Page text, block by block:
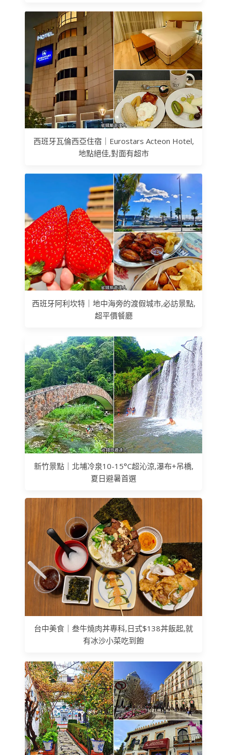
西班牙瓦倫西亞住宿｜Eurostars Acteon Hotel,
地點絕佳,對面有超市
西班牙阿利坎特｜地中海旁的渡假城市,必訪景點,
超平價餐廳
新竹景點｜北埔冷泉10-15°C超沁涼,瀑布+吊橋,
夏日避暑首選
台中美食｜叁牛燒肉丼專科,日式$138丼飯起,就
有冰沙小菜吃到飽